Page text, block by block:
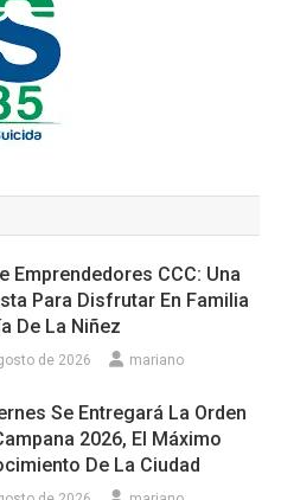
Emprendedores CCC: Una
Para Disfrutar En Familia
De La Niñez
de 2026 mariano
Se Entregará La Orden
2026, El Máximo
De La Ciudad